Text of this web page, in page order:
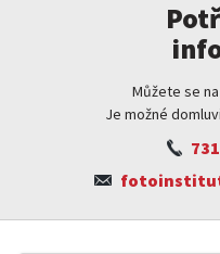
Můžete se
Je možné